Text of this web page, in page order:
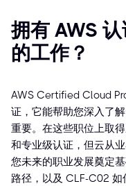
拥有 AWS
的工作？
AWS Certified Cloud
证，它能帮助您深入了
重要。在这些职位上取
和专业级认证，但云从
您未来的职业发展奠定
路径，以及 CLF-C02